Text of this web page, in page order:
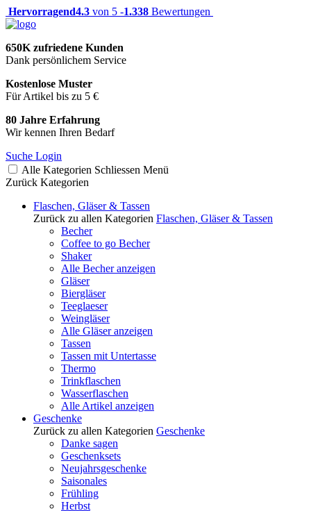
Hervorragend4.3 von 5 -1.338 Bewertungen
650K zufriedene Kunden
Dank persönlichem Service
Kostenlose Muster
Für Artikel bis zu 5 €
80 Jahre Erfahrung
Wir kennen Ihren Bedarf
Suche Login
Alle Kategorien Schliessen Menü
Zurück Kategorien
Flaschen, Gläser & Tassen
Zurück zu allen Kategorien Flaschen, Gläser & Tassen
Becher
Coffee to go Becher
Shaker
Alle Becher anzeigen
Gläser
Biergläser
Teeglaeser
Weingläser
Alle Gläser anzeigen
Tassen
Tassen mit Untertasse
Thermo
Trinkflaschen
Wasserflaschen
Alle Artikel anzeigen
Geschenke
Zurück zu allen Kategorien Geschenke
Danke sagen
Geschenksets
Neujahrsgeschenke
Saisonales
Frühling
Herbst